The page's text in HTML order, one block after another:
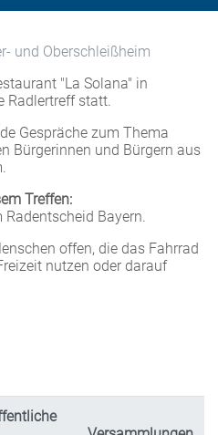
und Oberschleißheim
"La Solana" in
Radlertreff statt.
Gespräche zum Thema
Bürgerinnen und Bürgern aus
Treffen:
Bayern.
offen, die das Fahrrad
nutzen oder darauf